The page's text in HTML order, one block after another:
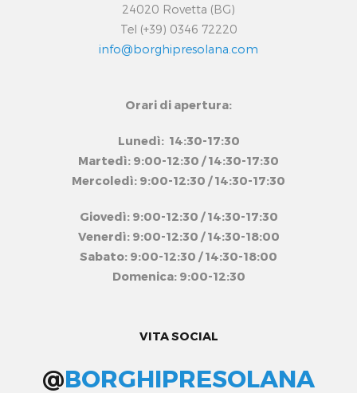
24020 Rovetta (BG)
Tel (+39) 0346 72220
info@borghipresolana.com
Orari di apertura:
Lunedì: 14:30-17:30
Martedì: 9:00-12:30 / 14:30-17:30
Mercoledì: 9:00-12:30 / 14:30-17:30
Giovedì: 9:00-12:30 / 14:30-17:30
Venerdì: 9:00-12:30 / 14:30-18:00
Sabato: 9:00-12:30 / 14:30-18:00
Domenica: 9:00-12:30
VITA SOCIAL
@BORGHIPRESOLANA